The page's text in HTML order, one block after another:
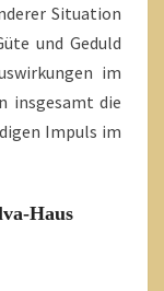
Situation
und Geduld
im
insgesamt die
Impuls im
Haus